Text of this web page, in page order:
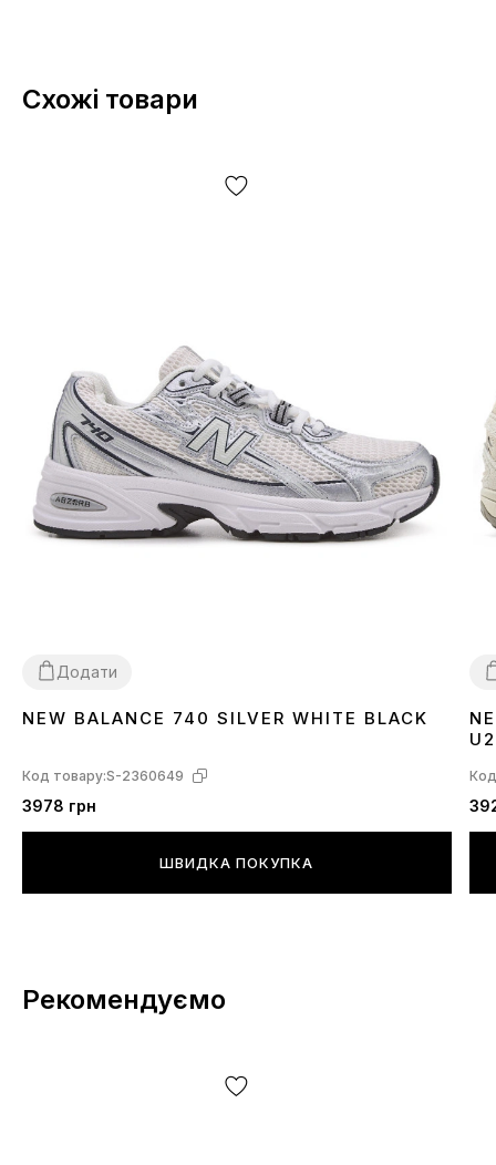
Схожі товари
Додати
4143 444546
NEW BALANCE 740 SILVER WHITE BLACK
Код товару:S-2360649
3978 грн
ШВИДКА ПОКУПКА
Рекомендуємо